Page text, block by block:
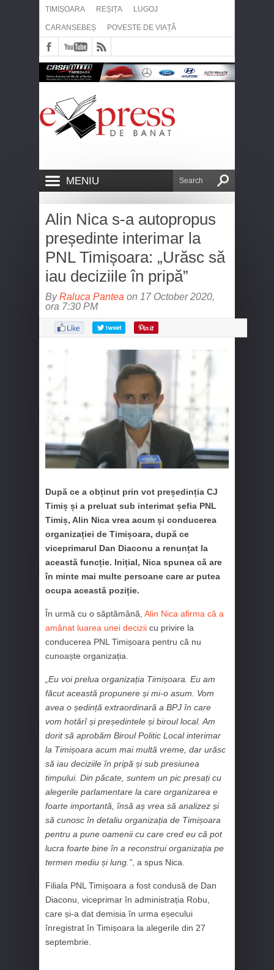
TIMIȘOARA REȘIȚA LUGOJ
CARANSEBEȘ POVESTE DE VIAȚĂ
MENIU
Alin Nica s-a autopropus
președinte interimar la
PNL Timișoara: „Urăsc să
iau deciziile în pripă”
ByRaluca Pantea on 17 October 2020,
ora 7:30 PM
După ce a obținut prin vot președinția CJ
Timiș și a preluat sub interimat șefia PNL
Timiș, Alin Nica vrea acum și conducerea
organizației de Timișoara, după ce
viceprimarul Dan Diaconu a renunțat la
această funcție. Inițial, Nica spunea că are
în minte mai multe persoane care ar putea
ocupa această poziție.
În urmă cu o săptămână, Alin Nica afirma că a
amânat luarea unei decizii cu privire la
conducerea PNL Timișoara pentru că nu
cunoaște organizația.
„Eu voi prelua organizația Timișoara. Eu am
făcut această propunere și mi-o asum. Vom
avea o ședință extraordinară a BPJ în care
vom hotărî și președintele și biroul local. Am
dorit să aprobăm Biroul Politic Local interimar
la Timișoara acum mai multă vreme, dar urăsc
să iau deciziile în pripă și sub presiunea
timpului. Din păcate, suntem un pic presați cu
alegerile parlamentare la care organizarea e
foarte importantă, însă aș vrea să analizez și
să cunosc în detaliu organizația de Timișoara
pentru a pune oamenii cu care cred eu că pot
lucra foarte bine în a reconstrui organizația pe
termen mediu și lung.” , a spus Nica.
Filiala PNL Timișoara a fost condusă de Dan
Diaconu, viceprimar în administrația Robu,
care și-a dat demisia în urma eșecului
înregistrat în Timișoara la alegerile din 27
septembrie.